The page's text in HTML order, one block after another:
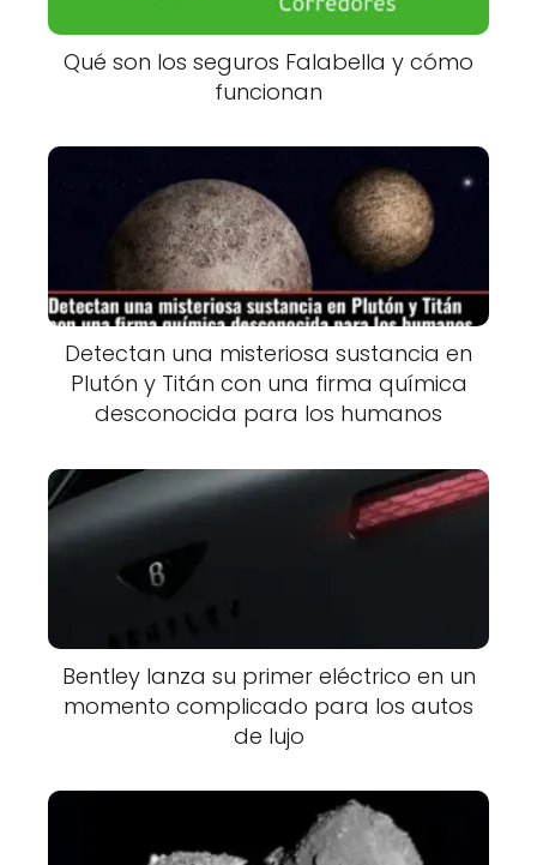
Qué son los seguros Falabella y cómo
funcionan
Detectan una misteriosa sustancia en
Plutón y Titán con una firma química
desconocida para los humanos
Bentley lanza su primer eléctrico en un
momento complicado para los autos
de lujo